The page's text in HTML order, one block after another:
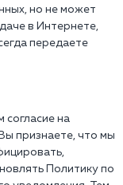
но не может
в Интернете,
передаете
согласие на
признаете, что мы
Политику по